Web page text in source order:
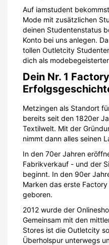
Auf iamstudent
Mode mit zusätzlichen
deinen Studentenstatus
Konto bei uns anlegen.
tollen Outletcity
dich als
Dein Nr. 1
Metzingen als Standort
bereits seit den 1820er
Textilwelt. Mit der
nimmt dann alles seinen
In den 70er Jahren
Fabrikverkauf - und der
beginnt. In den 90er
Marken das erste
geboren.
2012 wurde der
Gemeinsam mit den
Stores ist die Outletcity
Überholspur unterwegs